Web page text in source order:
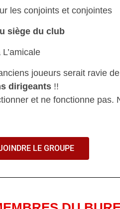
les conjoints et conjointes
siège du club
joueurs serait ravie
dirigeants !!
et ne fonctionne pas.
LE GROUPE